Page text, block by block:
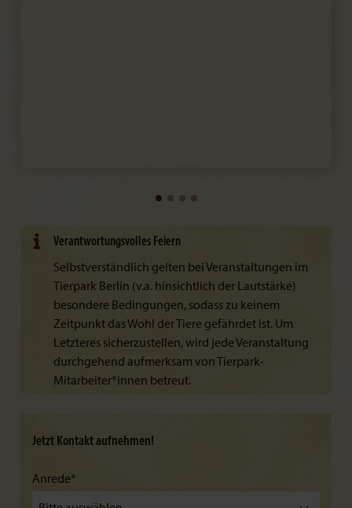
Verantwortungsvolles Feiern
Selbstverständlich gelten bei Veranstaltungen im
Tierpark Berlin (v.a. hinsichtlich der Lautstärke)
besondere Bedingungen, sodass zu keinem
Zeitpunkt das Wohl der Tiere gefährdet ist. Um
Letzteres sicherzustellen, wird jede Veranstaltung
durchgehend aufmerksam von Tierpark-
Mitarbeiter*innen betreut.
Jetzt Kontakt aufnehmen!
Anrede*